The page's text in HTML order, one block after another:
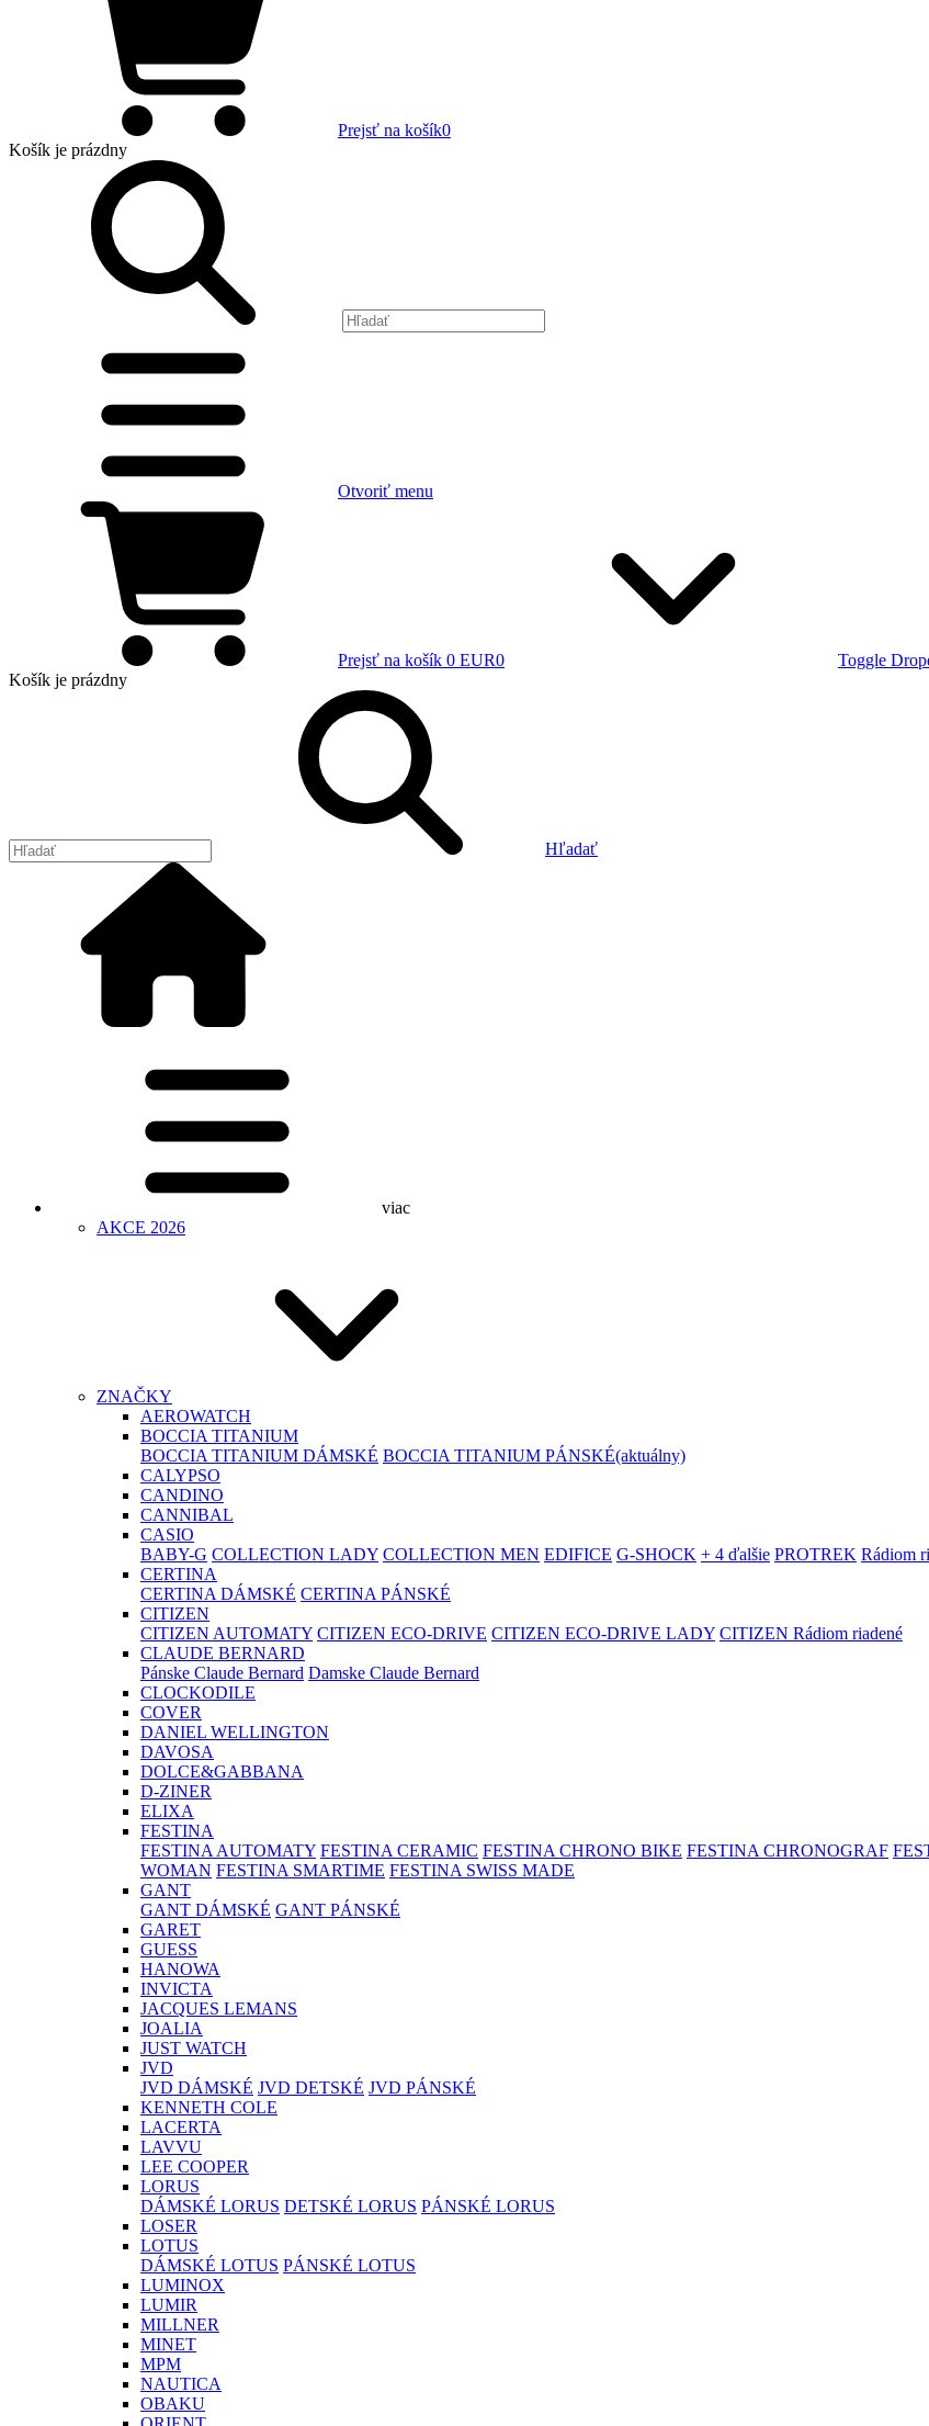
Prejsť na košík0
Košík je prázdny
Otvoriť menu
Prejsť na košík 0 EUR0
Toggle
Košík je prázdny
Hľadať
viac
AKCE 2026
ZNAČKY
AEROWATCH
BOCCIA TITANIUM
BOCCIA TITANIUM DÁMSKÉ BOCCIA TITANIUM PÁNSKÉ(aktuálny)
CALYPSO
CANDINO
CANNIBAL
CASIO
BABY-G COLLECTION LADY COLLECTION MEN EDIFICE G-SHOCK + 4 ďalšie PROTREK Rádiom
CERTINA
CERTINA DÁMSKÉ CERTINA PÁNSKÉ
CITIZEN
CITIZEN AUTOMATY CITIZEN ECO-DRIVE CITIZEN ECO-DRIVE LADY CITIZEN Rádiom riadené
CLAUDE BERNARD
Pánske Claude Bernard Damske Claude Bernard
CLOCKODILE
COVER
DANIEL WELLINGTON
DAVOSA
DOLCE&GABBANA
D-ZINER
ELIXA
FESTINA
FESTINA AUTOMATY FESTINA CERAMIC FESTINA CHRONO BIKE FESTINA CHRONOGRAF
WOMAN FESTINA SMARTIME FESTINA SWISS MADE
GANT
GANT DÁMSKÉ GANT PÁNSKÉ
GARET
GUESS
HANOWA
INVICTA
JACQUES LEMANS
JOALIA
JUST WATCH
JVD
JVD DÁMSKÉ JVD DETSKÉ JVD PÁNSKÉ
KENNETH COLE
LACERTA
LAVVU
LEE COOPER
LORUS
DÁMSKÉ LORUS DETSKÉ LORUS PÁNSKÉ LORUS
LOSER
LOTUS
DÁMSKÉ LOTUS PÁNSKÉ LOTUS
LUMINOX
LUMIR
MILLNER
MINET
MPM
NAUTICA
OBAKU